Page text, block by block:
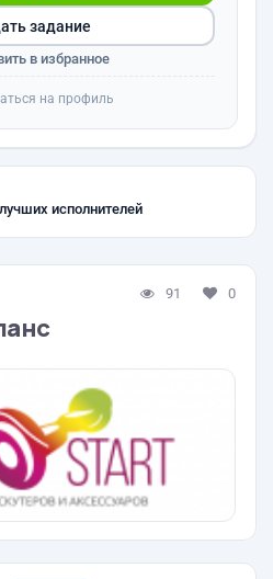
задание
в избранное
на профиль
исполнителей
91 0